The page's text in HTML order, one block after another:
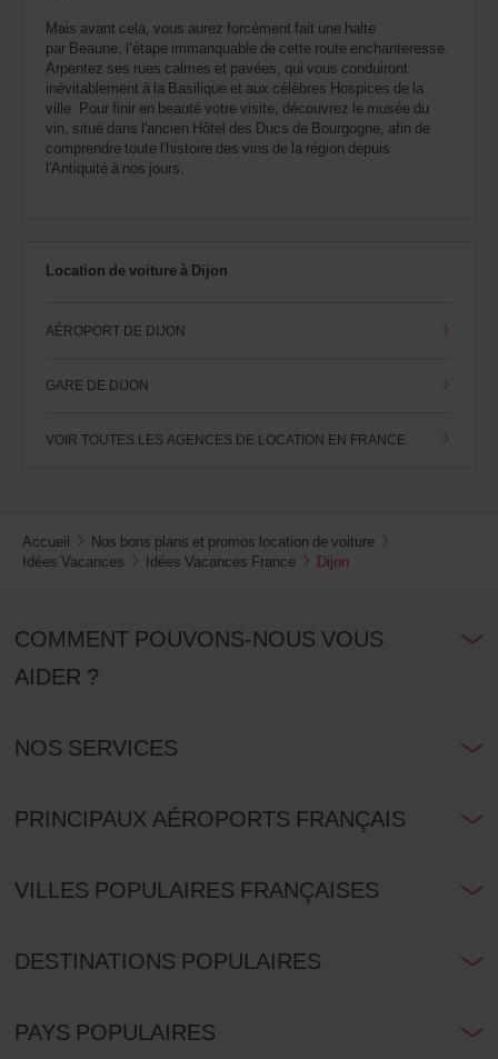
Mais avant cela, vous aurez forcément fait une halte
par Beaune, l’étape immanquable de cette route enchanteresse.
Arpentez ses rues calmes et pavées, qui vous conduiront
inévitablement à la Basilique et aux célèbres Hospices de la
ville. Pour finir en beauté votre visite, découvrez le musée du
vin, situé dans l'ancien Hôtel des Ducs de Bourgogne, afin de
comprendre toute l'histoire des vins de la région depuis
l'Antiquité à nos jours.
Location de voiture à Dijon
AÉROPORT DE DIJON
GARE DE DIJON
VOIR TOUTES LES AGENCES DE LOCATION EN FRANCE
Accueil
Nos bons plans et promos location de voiture
Idées Vacances
Idées Vacances France Dijon
COMMENT POUVONS-NOUS VOUS
AIDER ?
NOS SERVICES
PRINCIPAUX AÉROPORTS FRANÇAIS
VILLES POPULAIRES FRANÇAISES
DESTINATIONS POPULAIRES
PAYS POPULAIRES